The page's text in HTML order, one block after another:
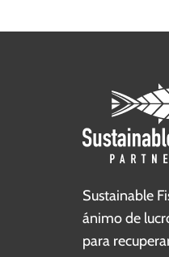
Sustainable
ánimo de
para